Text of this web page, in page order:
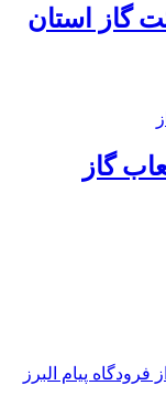
گاز استان
گاز